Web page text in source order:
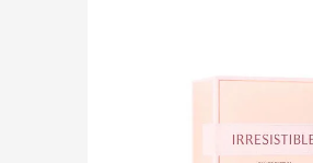
DAMAS CONFECCIONES